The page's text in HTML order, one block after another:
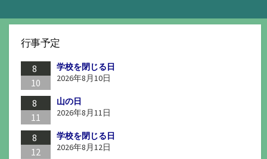
行事予定
8
10
学校を閉じる日
2026年8月10日
8
11
山の日
2026年8月11日
8
12
学校を閉じる日
2026年8月12日